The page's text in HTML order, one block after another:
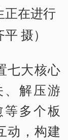
正在进行
摄）
七大核心
解压游
多个板
动，构建